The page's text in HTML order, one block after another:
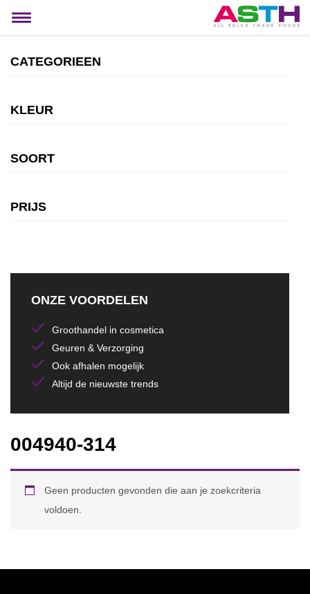
Toggle
CATEGORIEEN
KLEUR
SOORT
PRIJS
ONZE VOORDELEN
Groothandel in cosmetica
Geuren & Verzorging
Ook afhalen mogelijk
Altijd de nieuwste trends
004940-314
Geen producten gevonden die aan je zoekcriteria
voldoen.